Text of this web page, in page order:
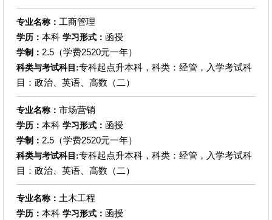
专业名称： 工商管理
学历： 本科 学习形式： 函授
学制： 2.5（学费2520元一年）
科类与考试科目:专科起点升本科，科类：经管，入学考试科
目：政治、英语、高数（二）
专业名称： 市场营销
学历： 本科 学习形式： 函授
学制： 2.5（学费2520元一年）
科类与考试科目:专科起点升本科，科类：经管，入学考试科
目：政治、英语、高数（二）
专业名称： 土木工程
学历： 本科 学习形式： 函授